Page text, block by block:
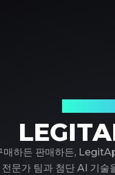
매하든 판매하든,
전문가 팀과 첨단 AI 기술